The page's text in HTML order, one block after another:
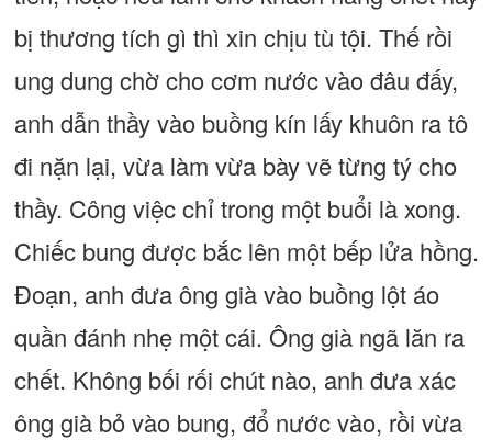
bị thương tích gì thì xin chịu tù tội. Thế rồi
ung dung chờ cho cơm nước vào đâu đấy,
anh dẫn thầy vào buồng kín lấy khuôn ra tô
đi nặn lại, vừa làm vừa bày vẽ từng tý cho
thầy. Công việc chỉ trong một buổi là xong.
Chiếc bung được bắc lên một bếp lửa hồng.
Đoạn, anh đưa ông già vào buồng lột áo
quần đánh nhẹ một cái. Ông già ngã lăn ra
chết. Không bối rối chút nào, anh đưa xác
ông già bỏ vào bung, đổ nước vào, rồi vừa